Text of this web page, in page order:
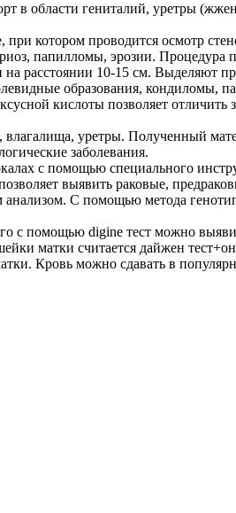
в области гениталий, уретры
котором проводится осмотр
папилломы, эрозии. Процедура
на расстоянии 10-15 см. Выделяют
образования, кондиломы,
кислоты позволяет отличить
влагалища, уретры. Полученный
заболевания.
с помощью специального
выявить раковые,
С помощью метода
с помощью digine тест можно
матки считается дайжен
Кровь можно сдавать в